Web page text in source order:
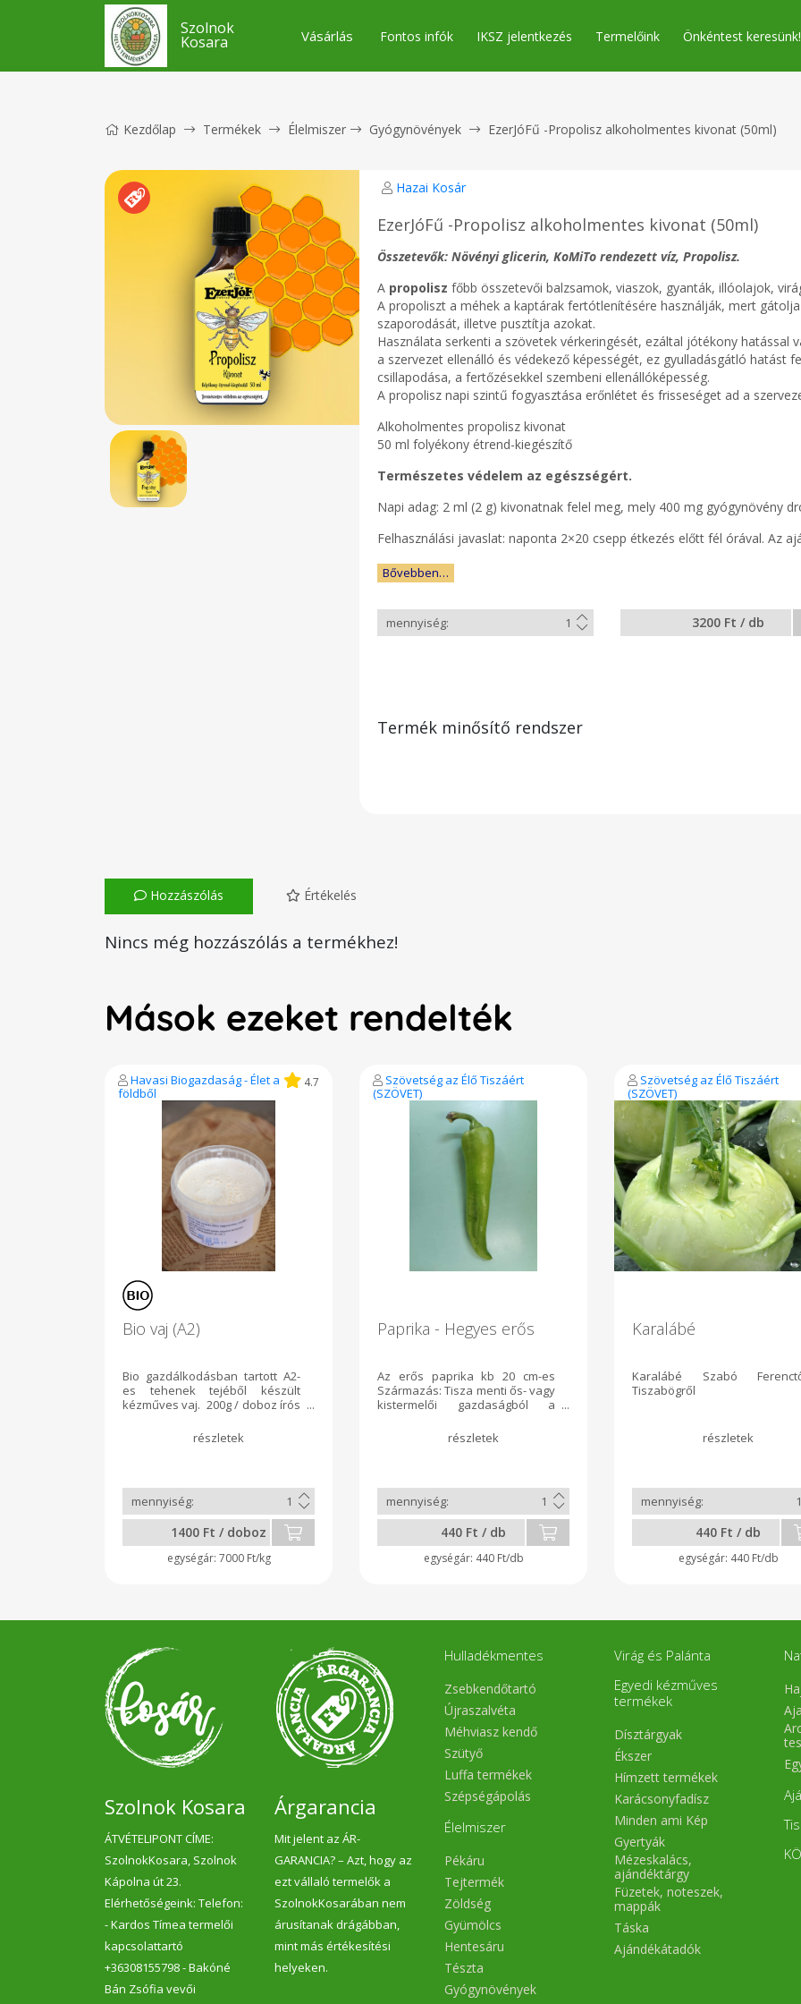
Szolnok
Kosara Vásárlás Fontos infók IKSZ jelentkezés Termelőink Önkéntest keresünk!
Kezdőlap Termékek Élelmiszer Gyógynövények EzerJóFű -Propolisz alkoholmentes kivonat (50ml)
Hazai Kosár
EzerJóFű -Propolisz alkoholmentes kivonat (50ml)
Összetevők: Növényi glicerin, KoMiTo rendezett víz, Propolisz.
A propolisz főbb összetevői balzsamok, viaszok, gyanták, illóolajok,
A propoliszt a méhek a kaptárak fertótlenítésére használják, mert
szaporodását, illetve pusztítja azokat.
Használata serkenti a szövetek vérkeringését, ezáltal jótékony hatással
a szervezet ellenálló és védekező képességét, ez gyulladásgátló hatást
csillapodása, a fertőzésekkel szembeni ellenállóképesség.
A propolisz napi szintű fogyasztása erőnlétet és frisseséget ad a
Alkoholmentes propolisz kivonat
50 ml folyékony étrend-kiegészítő
Természetes védelem az egészségért.
Napi adag: 2 ml (2 g) kivonatnak felel meg, mely 400 mg gyógynövény
Felhasználási javaslat: naponta 2×20 csepp étkezés előtt fél órával. Az
Bővebben…
3200 Ft / db
Termék minősítő rendszer
Hozzászólás Értékelés
Nincs még hozzászólás a termékhez!
Mások ezeket rendelték
Havasi Biogazdaság - Élet a
földből
4.7
Bio vaj (A2)
Bio gazdálkodásban tartott A2-
es tehenek tejéből készült
kézműves vaj. 200g / doboz írós
es minősítés? Az A2-es tej egy
olyan különleges tejfajta, ami
aminek köszönhetően a tej
könnyebben emészthető az
emberi szervezet számára.
Azok is megpróbálhatják
fogyasztani, akiknek korábban
le kellett mondaniuk a
1400 Ft / doboz
7000 Ft/kg
Szövetség az Élő Tiszáért
(SZÖVET)
Paprika - Hegyes erős
Az erős paprika kb 20 cm-es
Származás: Tisza menti ős- vagy
kistermelői gazdaságból a
440 Ft / db
440 Ft/db
Szövetség az Élő Tiszáért
(SZÖVET)
Karalábé
Karalábé Szabó
Tiszabögről
440 Ft / db
440 Ft/db
Szolnok Kosara
ÁTVÉTELIPONT CÍME:
SzolnokKosara, Szolnok
Kápolna út 23.
Elérhetőségeink: Telefon:
- Kardos Tímea termelői
kapcsolattartó
+36308155798 - Bakóné
Bán Zsófia vevői
Árgarancia
Mit jelent az ÁR-
GARANCIA? – Azt, hogy az
ezt vállaló termelők a
SzolnokKosarában nem
árusítanak drágábban,
mint más értékesítési
helyeken.
Hulladékmentes
Zsebkendőtartó
Újraszalvéta
Méhviasz kendő
Szütyő
Luffa termékek
Szépségápolás
Élelmiszer
Pékáru
Tejtermék
Zöldség
Gyümölcs
Hentesáru
Tészta
Gyógynövények
Virág és Palánta
Egyedi kézműves
termékek
Dísztárgyak
Ékszer
Hímzett termékek
Karácsonyfadísz
Minden ami Kép
Gyertyák
Mézeskalács,
ajándéktárgy
Füzetek, noteszek,
mappák
Táska
Ajándékátadók